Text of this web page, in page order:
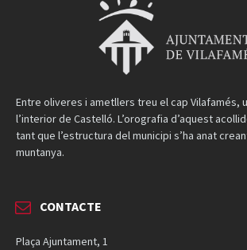
Entre oliveres i ametllers treu el cap Vilafamés,
l’interior de Castelló. L’orografia d’aquest
tant que l’estructura del municipi s’ha anat
muntanya.
CONTACTE
Plaça Ajuntament, 1